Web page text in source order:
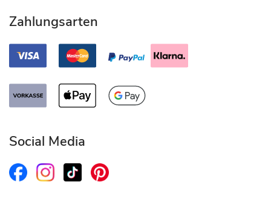
Zahlungsarten
Social Media